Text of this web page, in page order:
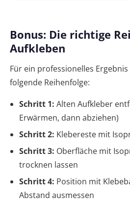
Bonus: Die richtige
Aufkleben
Für ein professionelles
folgende Reihenfolge:
Schritt 1: Alten Aufkleber
Erwärmen, dann abziehen)
Schritt 2: Klebereste mit
Schritt 3: Oberfläche mit
trocknen lassen
Schritt 4: Position mit
Abstand ausmessen